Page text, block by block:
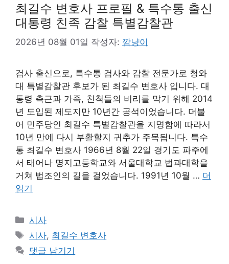
최길수 변호사 프로필 & 특수통 출신
대통령 친족 감찰 특별감찰관
2026년 08월 01일 작성자: 깜냥이
검사 출신으로, 특수통 검사와 감찰 전문가로 청와
대 특별감찰관 후보가 된 최길수 변호사 입니다. 대
통령 측근과 가족, 친척들의 비리를 막기 위해 2014
년 도입된 제도지만 10년간 공석이었습니다. 더불
어 민주당인 최길수 특별감찰관을 지명함에 따라서
10년 만에 다시 부활할지 귀추가 주목됩니다. 특수
통 최길수 변호사 1966년 8월 22일 경기도 파주에
서 태어나 명지고등학교와 서울대학교 법과대학을
거쳐 법조인의 길을 걸었습니다. 1991년 10월 … 더
읽기
카
테
리
시사
태
그
시사, 최길수 변호사
댓글 남기기